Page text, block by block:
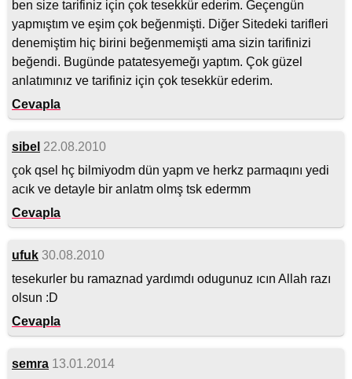
ben size tarifiniz için çok tesekkür ederim. Geçengün
yapmıştım ve eşim çok beğenmişti. Diğer Sitedeki tarifleri
denemiştim hiç birini beğenmemişti ama sizin tarifinizi
beğendi. Bugünde patatesyemeğı yaptım. Çok güzel
anlatımınız ve tarifiniz için çok tesekkür ederim.
Cevapla
sibel 22.08.2010
çok qsel hç bilmiyodm dün yapm ve herkz parmaqını yedi
acık ve detayle bir anlatm olmş tsk edermm
Cevapla
ufuk 30.08.2010
tesekurler bu ramaznad yardımdı odugunuz ıcın Allah razı
olsun :D
Cevapla
semra 13.01.2014